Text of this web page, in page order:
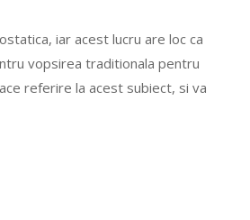
iar acest lucru are loc ca
vopsirea traditionala pentru
referire la acest subiect, si va